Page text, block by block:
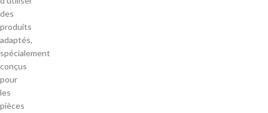
des
produits
adaptés,
spécialement
conçus
pour
les
pièces